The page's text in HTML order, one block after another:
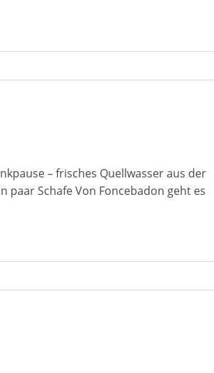
– frisches Quellwasser aus der
paar Schafe Von Foncebadon geht es